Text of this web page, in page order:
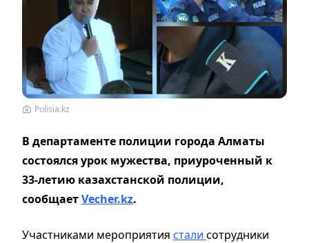
Polisia.kz
В департаменте полиции города Алматы
состоялся урок мужества, приуроченный к
33-летию казахстанской полиции,
сообщаетVecher.kz.
Участниками мероприятия стали сотрудники